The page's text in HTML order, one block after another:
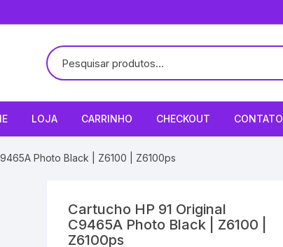
LOJA CARRINHO CHECKOUT CONTATO
Photo Black | Z6100 | Z6100ps
Cartucho HP 91 Original
C9465A Photo Black | Z6100 |
Z6100ps